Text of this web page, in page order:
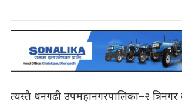
त्यस्तै धनगढी उपमहानगरपालिका–२ त्रिनगर